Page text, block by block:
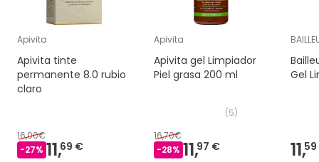
Apivita
Apivita tinte
permanente 8.0 rubio
claro
16,00€
-27% 11,69 €
Apivita
Apivita gel Limpiador
Piel grasa 200 ml
(5)
16,70€
-28% 11,97 €
Gel
11,